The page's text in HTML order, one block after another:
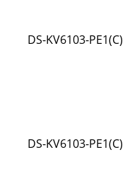
DS-KV6103-
DS-KV6103-